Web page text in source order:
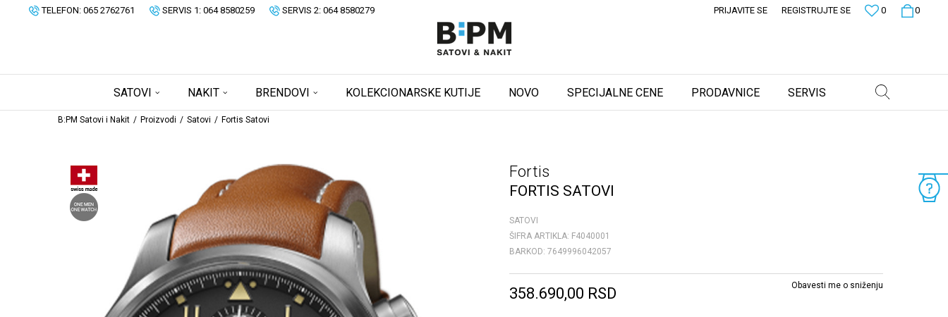
TELEFON: 065 2762761 SERVIS 1: 064 8580259 SERVIS 2: 064 8580279 0
0
PRIJAVITE SE REGISTRUJTE SE
SATOVI NAKIT BRENDOVI KOLEKCIONARSKE KUTIJE NOVO SPECIJALNE CENE PRODAVNICE SERVIS
B:PM Satovi i Nakit Proizvodi Satovi Fortis Satovi
Fortis
FORTIS SATOVI
SATOVI
ŠIFRA ARTIKLA: F4040001
BARKOD: 7649996042057
358.690,00 RSD Obavesti me o sniženju